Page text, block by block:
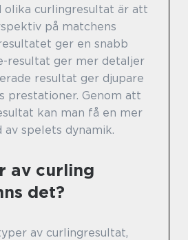
olika curlingresultat är att
på matchens
ger en snabb
resultat ger mer detaljer
resultat ger djupare
prestationer. Genom att
kan man få en mer
spelets dynamik.
av curling
det?
av curlingresultat,